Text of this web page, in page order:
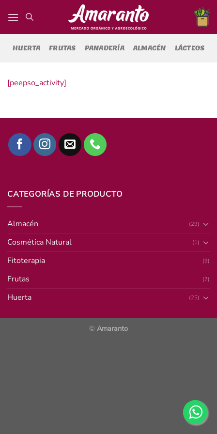
HUERTA FRUTAS PANADERÍA ALMACÉN LÁCTEOS
[peepso_activity]
CATEGORÍAS DE PRODUCTO
Almacén (29)
Cosmética Natural (1)
Fitoterapia (9)
Frutas (7)
Huerta (25)
© Amaranto